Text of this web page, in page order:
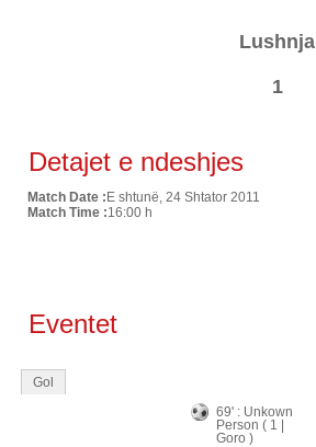
Lushnja
1
Detajet e ndeshjes
Match Date : E shtunë, 24 Shtator 2011
Match Time :16:00 h
Eventet
Gol
69' : Unkown
Person ( 1 |
Goro )